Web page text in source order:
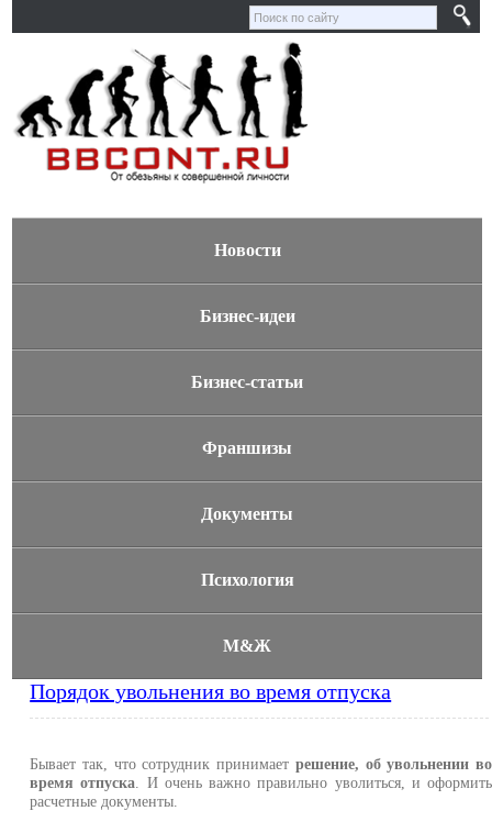
Новости
Бизнес-идеи
Бизнес-статьи
Франшизы
Документы
Психология
М&Ж
Порядок увольнения во время отпуска
Бывает так, что сотрудник принимает решение, об увольнении во
время отпуска . И очень важно правильно уволиться, и оформить
расчетные документы.